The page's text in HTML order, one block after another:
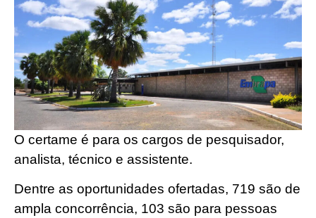
O certame é para os cargos de pesquisador,
analista, técnico e assistente.
Dentre as oportunidades ofertadas, 719 são de
ampla concorrência, 103 são para pessoas